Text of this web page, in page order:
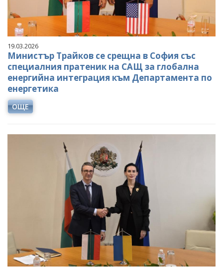
19.03.2026
Министър Трайков се срещна в София със
специалния пратеник на САЩ за глобална
енергийна интеграция към Департамента по
енергетика
ОЩЕ